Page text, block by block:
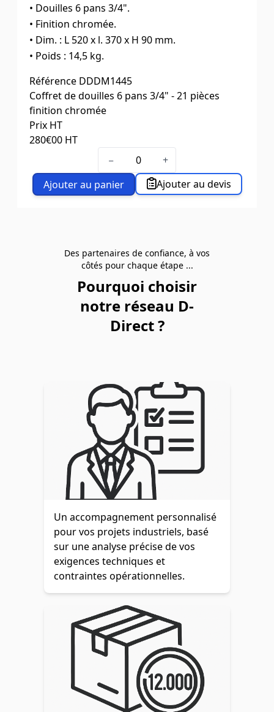
• Douilles 6 pans 3/4".
• Finition chromée.
• Dim. : L 520 x l. 370 x H 90 mm.
• Poids : 14,5 kg.
Référence DDDM1445
Coffret de douilles 6 pans 3/4" - 21 pièces
finition chromée
Prix HT
280€00 HT
−
+
Ajouter au panier
Ajouter au devis
Des partenaires de confiance, à vos
côtés pour chaque étape ...
Pourquoi choisir
notre réseau D-
Direct ?
Un accompagnement personnalisé
pour vos projets industriels, basé
sur une analyse précise de vos
exigences techniques et
contraintes opérationnelles.